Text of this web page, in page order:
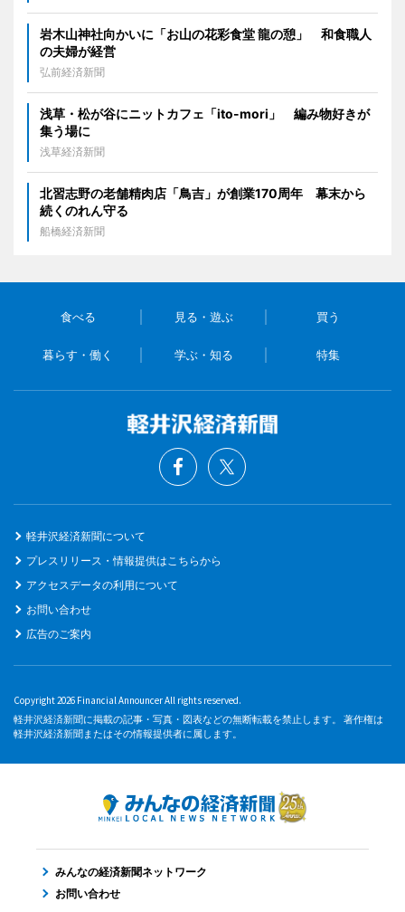
岩木山神社向かいに「お山の花彩食堂 龍の憩」 和食職人
の夫婦が経営
弘前経済新聞
浅草・松が谷にニットカフェ「ito-mori」 編み物好きが
集う場に
浅草経済新聞
北習志野の老舗精肉店「鳥吉」が創業170周年 幕末から
続くのれん守る
船橋経済新聞
食べる 見る・遊ぶ 買う
暮らす・働く 学ぶ・知る 特集
軽井沢経済新聞について
プレスリリース・情報提供はこちらから
アクセスデータの利用について
お問い合わせ
広告のご案内
Copyright 2026 Financial Announcer All rights reserved.
軽井沢経済新聞に掲載の記事・写真・図表などの無断転載を禁止します。 著作権は
軽井沢経済新聞またはその情報提供者に属します。
みんなの経済新聞ネットワーク
お問い合わせ